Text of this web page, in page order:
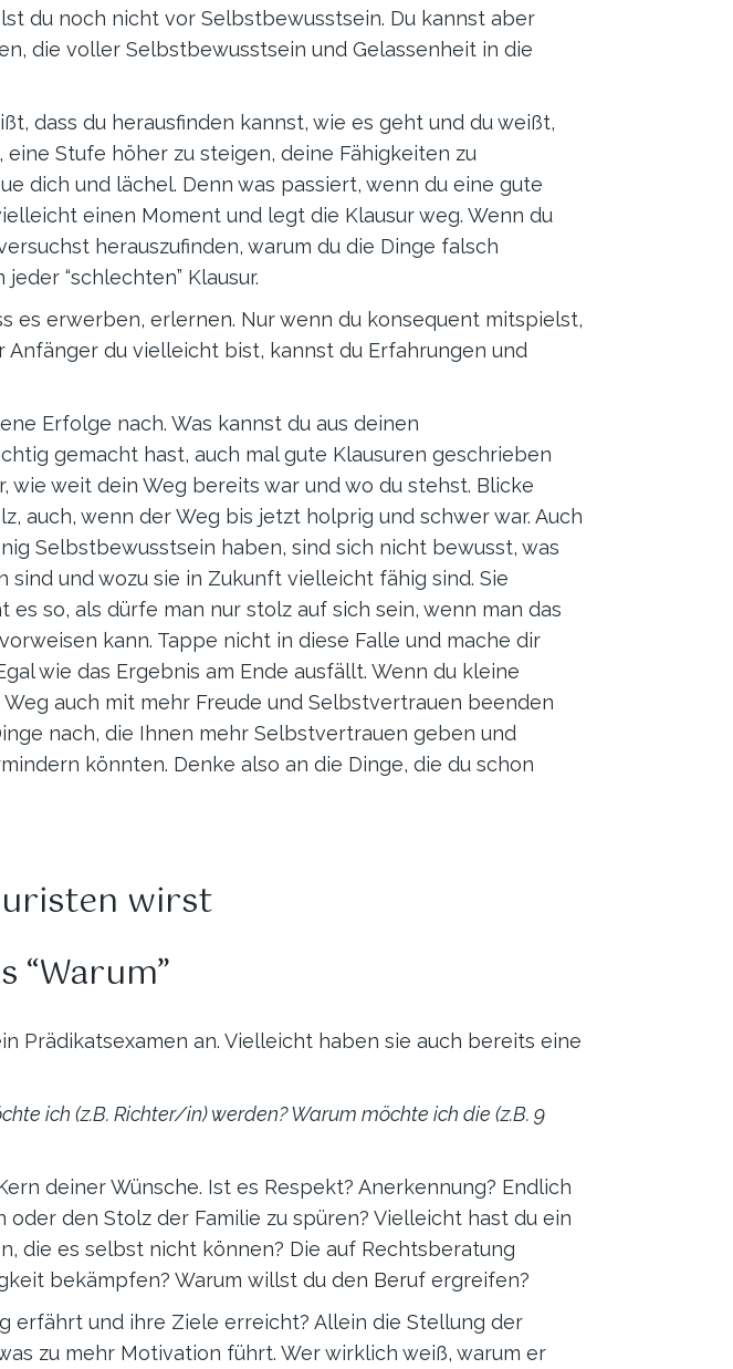
du noch nicht vor Selbstbewusstsein. Du kannst aber
die voller Selbstbewusstsein und Gelassenheit in die
dass du herausfinden kannst, wie es geht und du weißt,
Stufe höher zu steigen, deine Fähigkeiten zu
dich und lächel. Denn was passiert, wenn du eine gute
einen Moment und legt die Klausur weg. Wenn du
herauszufinden, warum du die Dinge falsch
“schlechten” Klausur.
es erwerben, erlernen. Nur wenn du konsequent mitspielst,
du vielleicht bist, kannst du Erfahrungen und
Erfolge nach. Was kannst du aus deinen
gemacht hast, auch mal gute Klausuren geschrieben
wie weit dein Weg bereits war und wo du stehst. Blicke
auch, wenn der Weg bis jetzt holprig und schwer war. Auch
Selbstbewusstsein haben, sind sich nicht bewusst, was
und wozu sie in Zukunft vielleicht fähig sind. Sie
so, als dürfe man nur stolz auf sich sein, wenn man das
kann. Tappe nicht in diese Falle und mache dir
wie das Ergebnis am Ende ausfällt. Wenn du kleine
auch mit mehr Freude und Selbstvertrauen beenden
nach, die Ihnen mehr Selbstvertrauen geben und
könnten. Denke also an die Dinge, die du schon
wirst
Prädikatsexamen an. Vielleicht haben sie auch bereits eine
ich (z.B. Richter/in) werden? Warum möchte ich die (z.B. 9
deiner Wünsche. Ist es Respekt? Anerkennung? Endlich
den Stolz der Familie zu spüren? Vielleicht hast du ein
die es selbst nicht können? Die auf Rechtsberatung
bekämpfen? Warum willst du den Beruf ergreifen?
erfährt und ihre Ziele erreicht? Allein die Stellung der
zu mehr Motivation führt. Wer wirklich weiß, warum er